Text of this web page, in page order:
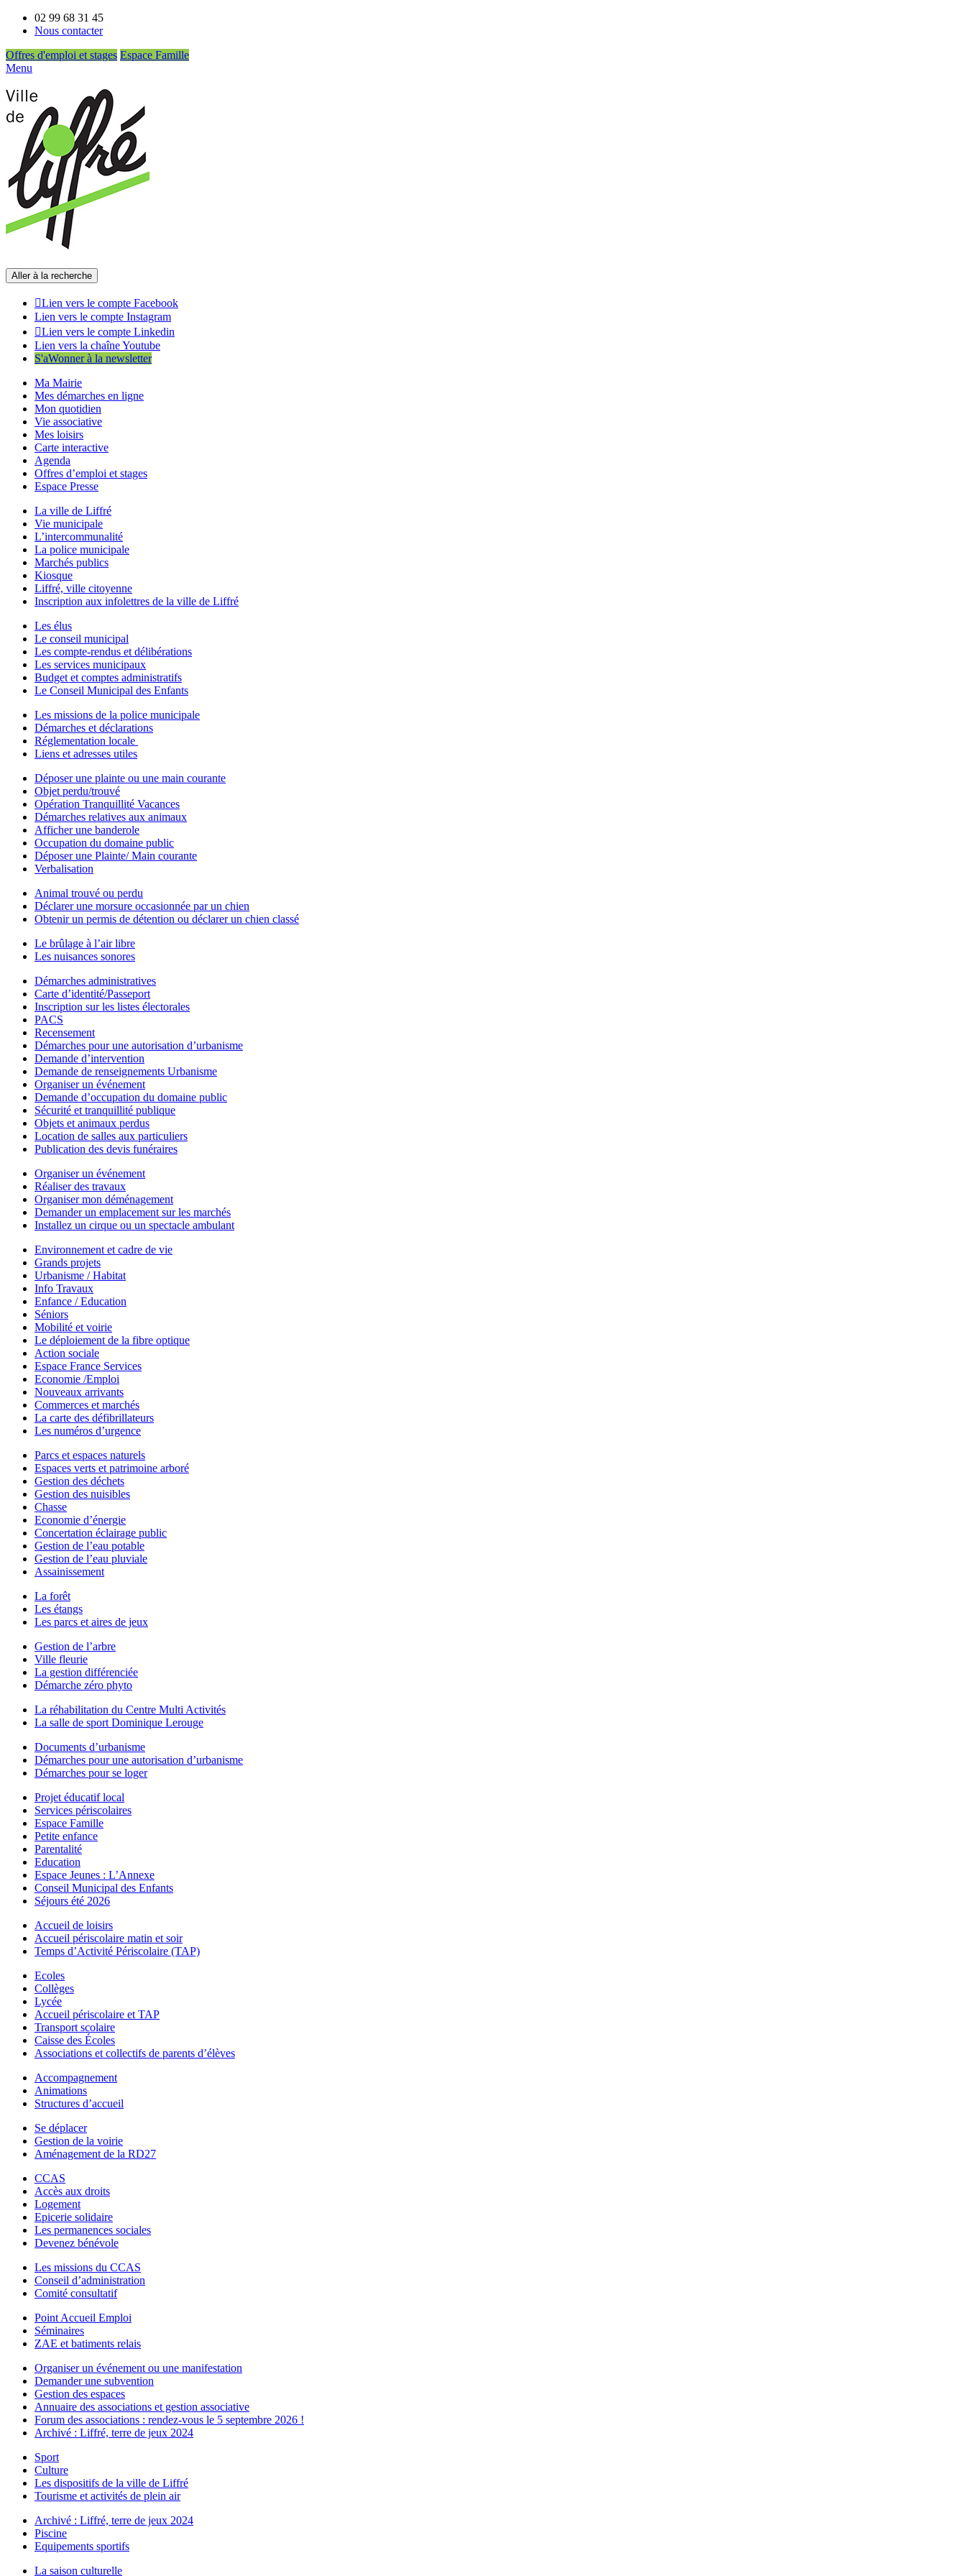
02 99 68 31 45
Nous contacter
Offres d'emploi et stages Espace Famille
Menu
Aller à la recherche
Lien vers le compte Facebook
Lien vers le compte Instagram
Lien vers le compte Linkedin
Lien vers la chaîne Youtube
S'aWonner à la newsletter
Ma Mairie
Mes démarches en ligne
Mon quotidien
Vie associative
Mes loisirs
Carte interactive
Agenda
Offres d’emploi et stages
Espace Presse
La ville de Liffré
Vie municipale
L’intercommunalité
La police municipale
Marchés publics
Kiosque
Liffré, ville citoyenne
Inscription aux infolettres de la ville de Liffré
Les élus
Le conseil municipal
Les compte-rendus et délibérations
Les services municipaux
Budget et comptes administratifs
Le Conseil Municipal des Enfants
Les missions de la police municipale
Démarches et déclarations
Réglementation locale
Liens et adresses utiles
Déposer une plainte ou une main courante
Objet perdu/trouvé
Opération Tranquillité Vacances
Démarches relatives aux animaux
Afficher une banderole
Occupation du domaine public
Déposer une Plainte/ Main courante
Verbalisation
Animal trouvé ou perdu
Déclarer une morsure occasionnée par un chien
Obtenir un permis de détention ou déclarer un chien classé
Le brûlage à l’air libre
Les nuisances sonores
Démarches administratives
Carte d’identité/Passeport
Inscription sur les listes électorales
PACS
Recensement
Démarches pour une autorisation d’urbanisme
Demande d’intervention
Demande de renseignements Urbanisme
Organiser un événement
Demande d’occupation du domaine public
Sécurité et tranquillité publique
Objets et animaux perdus
Location de salles aux particuliers
Publication des devis funéraires
Organiser un événement
Réaliser des travaux
Organiser mon déménagement
Demander un emplacement sur les marchés
Installez un cirque ou un spectacle ambulant
Environnement et cadre de vie
Grands projets
Urbanisme / Habitat
Info Travaux
Enfance / Education
Séniors
Mobilité et voirie
Le déploiement de la fibre optique
Action sociale
Espace France Services
Economie /Emploi
Nouveaux arrivants
Commerces et marchés
La carte des défibrillateurs
Les numéros d’urgence
Parcs et espaces naturels
Espaces verts et patrimoine arboré
Gestion des déchets
Gestion des nuisibles
Chasse
Economie d’énergie
Concertation éclairage public
Gestion de l’eau potable
Gestion de l’eau pluviale
Assainissement
La forêt
Les étangs
Les parcs et aires de jeux
Gestion de l’arbre
Ville fleurie
La gestion différenciée
Démarche zéro phyto
La réhabilitation du Centre Multi Activités
La salle de sport Dominique Lerouge
Documents d’urbanisme
Démarches pour une autorisation d’urbanisme
Démarches pour se loger
Projet éducatif local
Services périscolaires
Espace Famille
Petite enfance
Parentalité
Education
Espace Jeunes : L’Annexe
Conseil Municipal des Enfants
Séjours été 2026
Accueil de loisirs
Accueil périscolaire matin et soir
Temps d’Activité Périscolaire (TAP)
Ecoles
Collèges
Lycée
Accueil périscolaire et TAP
Transport scolaire
Caisse des Écoles
Associations et collectifs de parents d’élèves
Accompagnement
Animations
Structures d’accueil
Se déplacer
Gestion de la voirie
Aménagement de la RD27
CCAS
Accès aux droits
Logement
Epicerie solidaire
Les permanences sociales
Devenez bénévole
Les missions du CCAS
Conseil d’administration
Comité consultatif
Point Accueil Emploi
Séminaires
ZAE et batiments relais
Organiser un événement ou une manifestation
Demander une subvention
Gestion des espaces
Annuaire des associations et gestion associative
Forum des associations : rendez-vous le 5 septembre 2026 !
Archivé : Liffré, terre de jeux 2024
Sport
Culture
Les dispositifs de la ville de Liffré
Tourisme et activités de plein air
Archivé : Liffré, terre de jeux 2024
Piscine
Equipements sportifs
La saison culturelle